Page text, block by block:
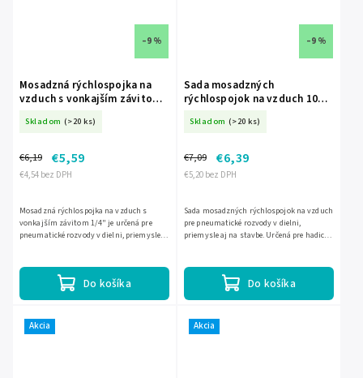
–9 %
Mosadzná rýchlospojka na
vzduch s vonkajším závitom
Skladom (>20 ks)
€4,54 bez DPH
€6,19 €5,59
Do košíka
Mosadzná rýchlospojka na vzduch s
vonkajším závitom 1/4" je určená pre
pneumatické rozvody v dielni, priemysle aj
–9 %
Sada mosadzných
rýchlospojok na vzduch 10
Skladom (>20 ks)
€5,20 bez DPH
€7,09 €6,39
Do košíka
Sada mosadzných rýchlospojok na vzduch
pre pneumatické rozvody v dielni,
priemysle aj na stavbe. Určená pre hadicu
Akcia Akcia